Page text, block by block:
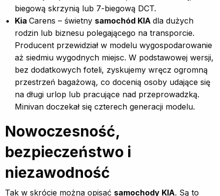
biegową skrzynią lub 7-biegową DCT.
Kia Carens – świetny samochód KIA dla dużych
rodzin lub biznesu polegającego na transporcie.
Producent przewidział w modelu wygospodarowanie
aż siedmiu wygodnych miejsc. W podstawowej wersji,
bez dodatkowych foteli, zyskujemy wręcz ogromną
przestrzeń bagażową, co docenią osoby udające się
na długi urlop lub pracujące nad przeprowadzką.
Minivan doczekał się czterech generacji modelu.
Nowoczesność,
bezpieczeństwo i
niezawodność
Tak w skrócie można opisać samochody KIA. Są to